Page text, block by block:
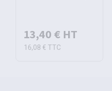
13,40 € HT
16,08 € TTC